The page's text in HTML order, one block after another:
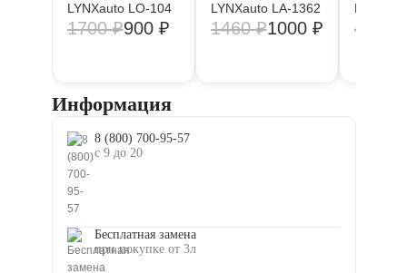
Информация
8 (800) 700-95-57
с 9 до 20
Бесплатная замена
при покупке от 3л
LYNXauto LO-104
1700₽900 ₽
LYNXauto LA-1362
1460₽1000 ₽ 4000